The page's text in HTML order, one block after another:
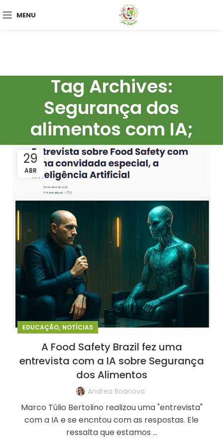
MENU
Tag Archives:
Segurança dos
alimentos com IA;
29
ABR
EDUCAÇÃO, NOTÍCIAS
A Food Safety Brazil fez uma
entrevista com a IA sobre Segurança
dos Alimentos
Andrea Boanova
Marco Túlio Bertolino realizou uma "entrevista"
com a IA e se encntou com as respostas. Ele
ressalta que estamos ...